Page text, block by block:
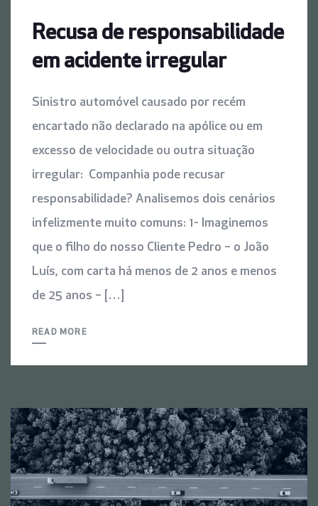
Recusa de responsabilidade
em acidente irregular
Sinistro automóvel causado por recém
encartado não declarado na apólice ou em
excesso de velocidade ou outra situação
irregular: Companhia pode recusar
responsabilidade? Analisemos dois cenários
infelizmente muito comuns: 1- Imaginemos
que o filho do nosso Cliente Pedro – o João
Luís, com carta há menos de 2 anos e menos
de 25 anos – […]
READ MORE